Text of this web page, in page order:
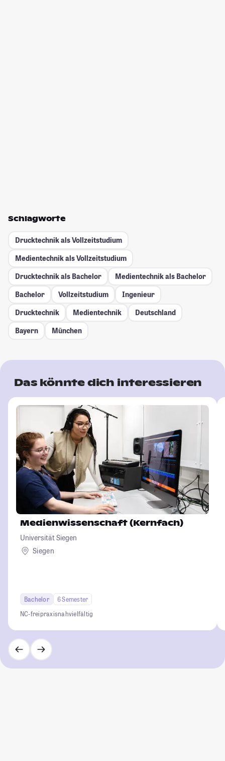
Schlagworte
Drucktechnik als Vollzeitstudium
Medientechnik als Vollzeitstudium
Drucktechnik als Bachelor
Medientechnik als Bachelor
Bachelor
Vollzeitstudium
Ingenieur
Drucktechnik
Medientechnik
Deutschland
Bayern
München
Das könnte dich interessieren
Medienwissenschaft (Kernfach)
Universität Siegen
Siegen
Bachelor
6 Semester
NC-freipraxisnahvielfältig